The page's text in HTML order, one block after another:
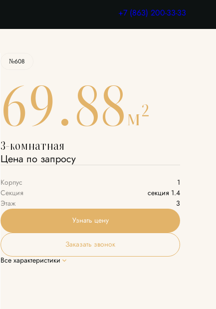
+7 (863) 200-33-33
Узнать цену
№608
69.88м2
3-комнатная
Цена по запросу
Корпус
1
Секция
секция 1.4
Этаж
3
Узнать цену
Заказать звонок
Все характеристики